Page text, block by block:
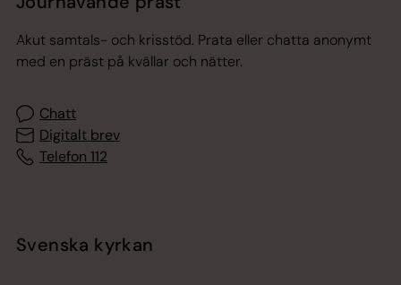
Akut samtals- och krisstöd. Prata eller chatta anonymt
med en präst på kvällar och nätter.
Chatt
Digitalt brev
Telefon 112
Svenska kyrkan